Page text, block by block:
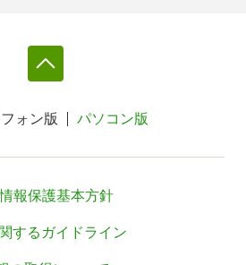
ォン版 パソコン版
報保護基本方針
するガイドライン